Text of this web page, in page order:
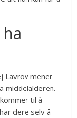
Lavrov mener
middelalderen.
til å
dere selv å